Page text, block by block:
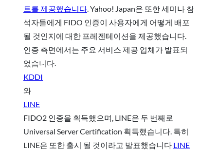
트를 제공했습니다. Yahoo! Japan은 또한 세미나 참
석자들에게 FIDO 인증이 사용자에게 어떻게 배포
될 것인지에 대한 프레젠테이션을 제공했습니다.
인증 측면에서는 주요 서비스 제공 업체가 발표되
었습니다.
KDDI
와
LINE
FIDO2 인증을 획득했으며, LINE은 두 번째로
Universal Server Certification 획득했습니다. 특히
LINE은 또한 출시 될 것이라고 발표했습니다 LINE